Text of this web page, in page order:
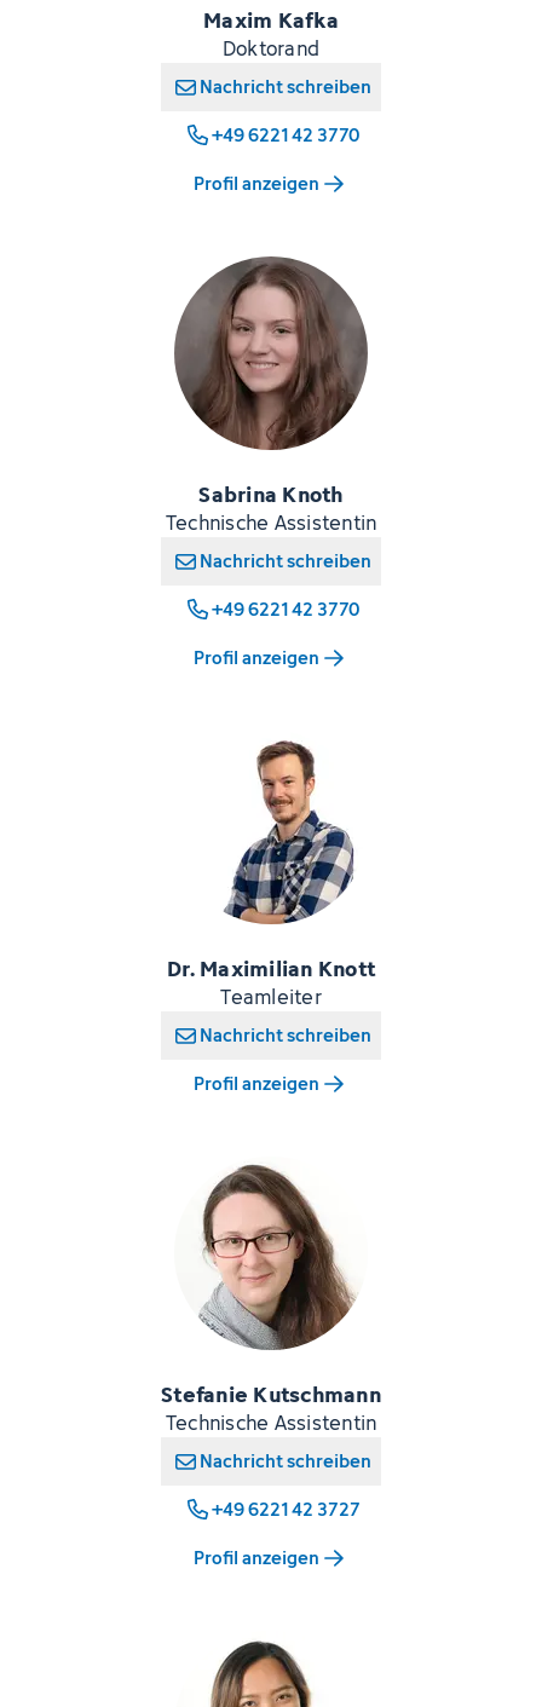
Maxim Kafka
Doktorand
Nachricht schreiben
+49 6221 42 3770
Profil anzeigen
Sabrina Knoth
Technische Assistentin
Nachricht schreiben
+49 6221 42 3770
Profil anzeigen
Dr. Maximilian Knott
Teamleiter
Nachricht schreiben
Profil anzeigen
Stefanie Kutschmann
Technische Assistentin
Nachricht schreiben
+49 6221 42 3727
Profil anzeigen